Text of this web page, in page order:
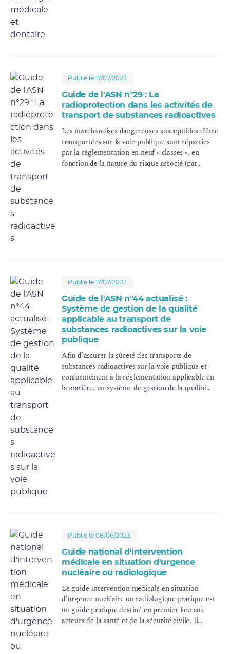
Publié le 17/07/2023
Guide de l'ASN n°29 : La
radioprotection dans les activités de
transport de substances radioactives
Les marchandises dangereuses susceptibles d’être
transportées sur la voie publique sont réparties
par la réglementation en neuf « classes », en
fonction de la nature du risque associé (par
Publié le 17/07/2023
Guide de l'ASN n°44 actualisé :
Système de gestion de la qualité
applicable au transport de
substances radioactives sur la voie
publique
Afin d’assurer la sûreté des transports de
substances radioactives sur la voie publique et
conformément à la réglementation applicable en
la matière, un système de gestion de la qualité
Publié le 08/06/2023
Guide national d'intervention
médicale en situation d'urgence
nucléaire ou radiologique
Le guide Intervention médicale en situation
d’urgence nucléaire ou radiologique pratique est
un guide pratique destiné en premier lieu aux
acteurs de la santé et de la sécurité civile. Il